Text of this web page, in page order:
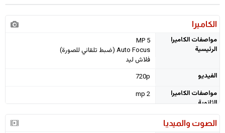
الكاميرا
مواصفات الكاميرا
الرئيسية
5 MP
Auto Focus (ضبط تلقائي للصورة)
فلاش ليد
الفيديو
720p
مواصفات الكاميرا
الثانوية
2 mp
الصوت والميديا